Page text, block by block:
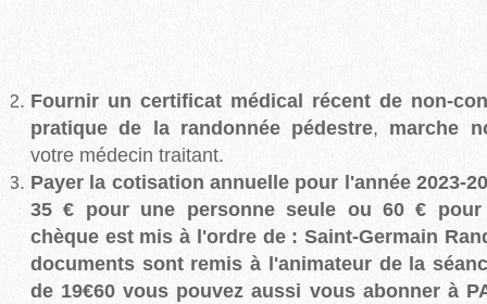
Fournir un certificat médical récent de non-
pratique de la randonnée pédestre, marche
votre médecin traitant.
Payer la cotisation annuelle pour l'année 2023-
35 € pour une personne seule ou 60 €
chèque est mis à l'ordre de : Saint-Germain
documents sont remis à l'animateur de la
de 19€60 vous pouvez aussi vous abonner à